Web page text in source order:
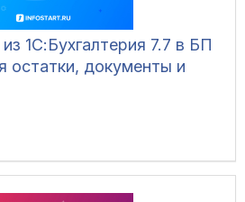
1С:Бухгалтерия 7.7 в БП
остатки, документы и